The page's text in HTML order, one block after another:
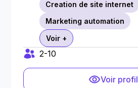
Creation de site internet
Marketing automation
Voir +
2-10
Voir profil